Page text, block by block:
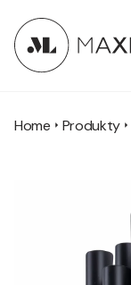
Home Produkty